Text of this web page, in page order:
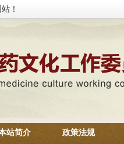
！
站简介
政策法规